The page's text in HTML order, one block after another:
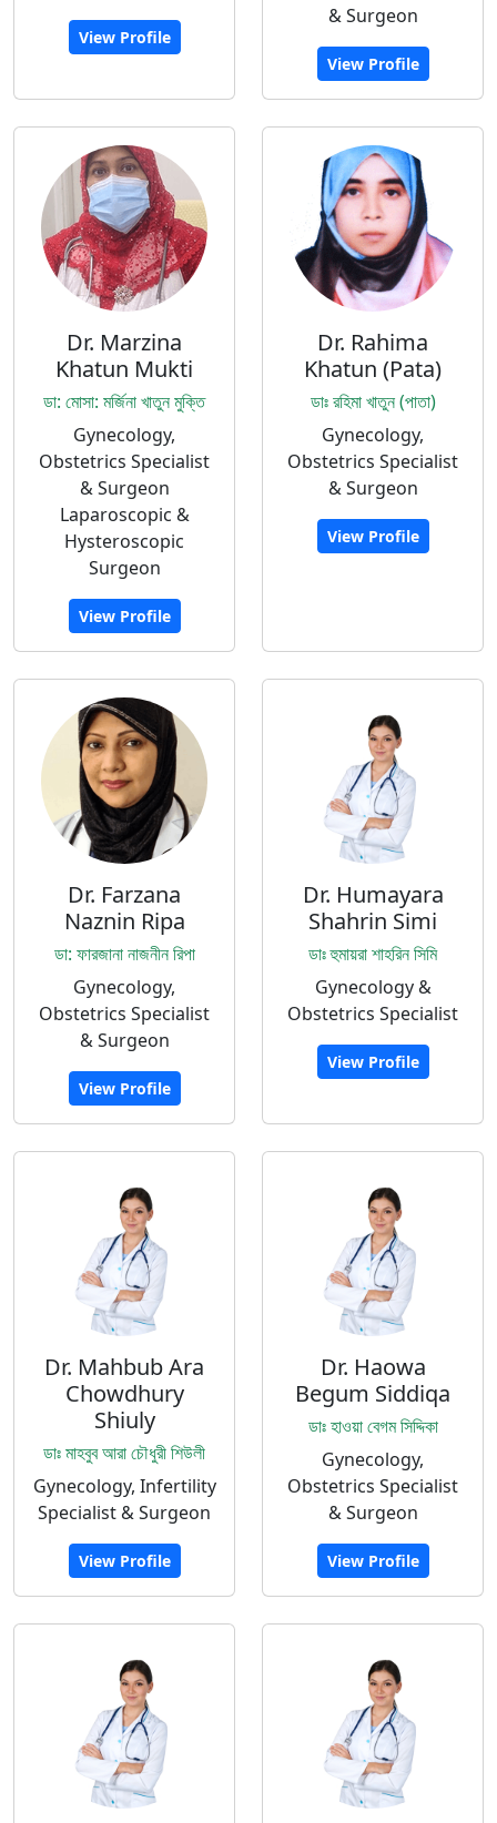
View Profile
& Surgeon
View Profile
Dr. Marzina
Khatun Mukti
ডা: মোসা: মর্জিনা খাতুন মুক্তি
Gynecology,
Obstetrics Specialist
& Surgeon
Laparoscopic &
Hysteroscopic
Surgeon
View Profile
Dr. Rahima
Khatun (Pata)
ডাঃ রহিমা খাতুন (পাতা)
Gynecology,
Obstetrics Specialist
& Surgeon
View Profile
Dr. Farzana
Naznin Ripa
ডা: ফারজানা নাজনীন রিপা
Gynecology,
Obstetrics Specialist
& Surgeon
View Profile
Dr. Humayara
Shahrin Simi
ডাঃ হুমায়রা শাহরিন সিমি
Gynecology &
Obstetrics Specialist
View Profile
Dr. Mahbub Ara
Chowdhury
Shiuly
ডাঃ মাহবুব আরা চৌধুরী শিউলী
Gynecology, Infertility
Specialist & Surgeon
View Profile
Dr. Haowa
Begum Siddiqa
ডাঃ হাওয়া বেগম সিদ্দিকা
Gynecology,
Obstetrics Specialist
& Surgeon
View Profile